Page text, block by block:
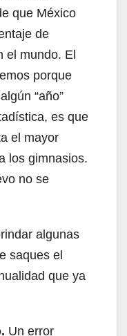
que México
de
el mundo. El
porque
“año”
es que
el mayor
los gimnasios.
no se
algunas
saques el
que ya
Un error